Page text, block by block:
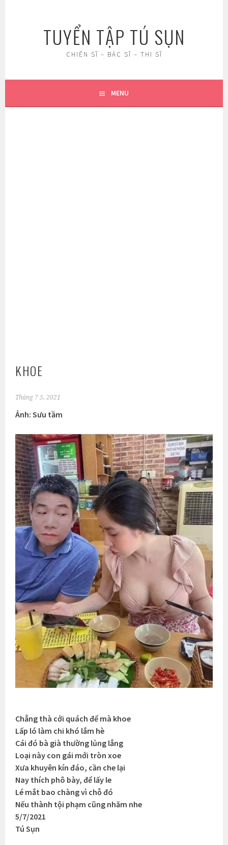
TUYỂN TẬP TÚ SỤN
CHIẾN SĨ – BÁC SĨ – THI SĨ
MENU
KHOE
Tháng 7 5, 2021
Ảnh: Sưu tầm
Chẳng thà cởi quách để mà khoe
Lấp ló làm chi khó lắm hè
Cái đó bà già thường lủng lẳng
Loại này con gái mới tròn xoe
Xưa khuyên kín đáo, cần che lại
Nay thích phô bày, để lấy le
Lé mắt bao chàng vì chỗ đó
Nếu thành tội phạm cũng nhăm nhe
5/7/2021
Tú Sụn